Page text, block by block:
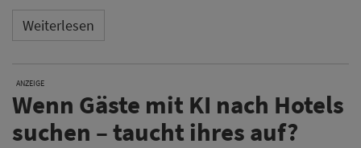
Weiterlesen
ANZEIGE
Wenn Gäste mit KI nach Hotels
suchen – taucht ihres auf?